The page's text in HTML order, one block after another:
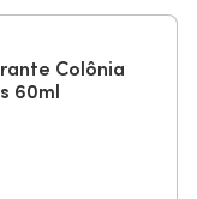
Colônia
60ml